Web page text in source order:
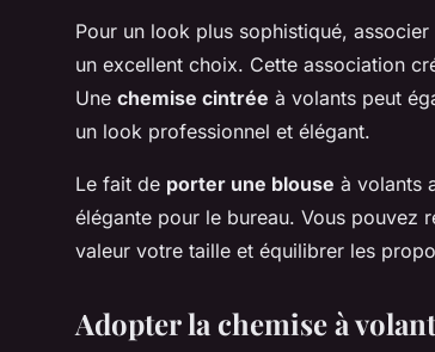
Pour un look plus sophistiqué,
un excellent choix. Cette association
Une chemise cintrée à volants peut
un look professionnel et élégant.
Le fait de porter une blouse à volants
élégante pour le bureau. Vous pouvez
valeur votre taille et équilibrer les
Adopter la chemise à